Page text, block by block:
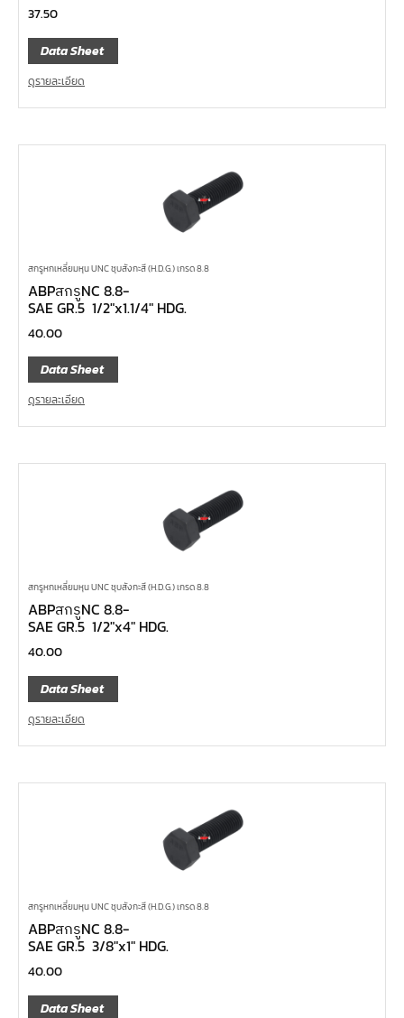
37.50
Data Sheet
ดูรายละเอียด
สกรูหกเหลี่ยมหุน UNC ชุบสังกะสี (H.D.G.) เกรด 8.8
ABPสกรูNC 8.8-
SAE GR.5 1/2″x1.1/4″ HDG.
40.00
Data Sheet
ดูรายละเอียด
สกรูหกเหลี่ยมหุน UNC ชุบสังกะสี (H.D.G.) เกรด 8.8
ABPสกรูNC 8.8-
SAE GR.5 1/2″x4″ HDG.
40.00
Data Sheet
ดูรายละเอียด
สกรูหกเหลี่ยมหุน UNC ชุบสังกะสี (H.D.G.) เกรด 8.8
ABPสกรูNC 8.8-
SAE GR.5 3/8″x1″ HDG.
40.00
Data Sheet